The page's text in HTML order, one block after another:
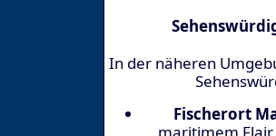
In der näheren
Fischerort
maritimem